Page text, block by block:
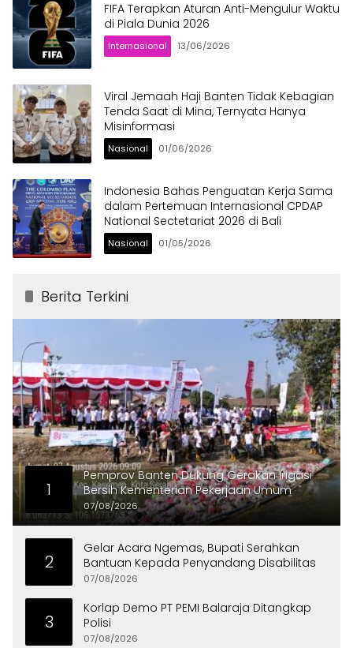
FIFA Terapkan Aturan Anti-Mengulur Waktu
di Piala Dunia 2026
Internasional 13/06/2026
Viral Jemaah Haji Banten Tidak Kebagian
Tenda Saat di Mina, Ternyata Hanya
Misinformasi
Nasional 01/06/2026
Indonesia Bahas Penguatan Kerja Sama
dalam Pertemuan Internasional CPDAP
National Sectetariat 2026 di Bali
Nasional 01/05/2026
Berita Terkini
1
Pemprov Banten Dukung Gerakan Irigasi
Bersih Kementerian Pekerjaan Umum
07/08/2026
2
Gelar Acara Ngemas, Bupati Serahkan
Bantuan Kepada Penyandang Disabilitas
07/08/2026
3
Korlap Demo PT PEMI Balaraja Ditangkap
Polisi
07/08/2026